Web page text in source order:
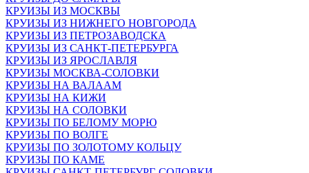
КРУИЗЫ ИЗ МОСКВЫ
КРУИЗЫ ИЗ НИЖНЕГО НОВГОРОДА
КРУИЗЫ ИЗ ПЕТРОЗАВОДСКА
КРУИЗЫ ИЗ САНКТ-ПЕТЕРБУРГА
КРУИЗЫ ИЗ ЯРОСЛАВЛЯ
КРУИЗЫ МОСКВА-СОЛОВКИ
КРУИЗЫ НА ВАЛААМ
КРУИЗЫ НА КИЖИ
КРУИЗЫ НА СОЛОВКИ
КРУИЗЫ ПО БЕЛОМУ МОРЮ
КРУИЗЫ ПО ВОЛГЕ
КРУИЗЫ ПО ЗОЛОТОМУ КОЛЬЦУ
КРУИЗЫ ПО КАМЕ